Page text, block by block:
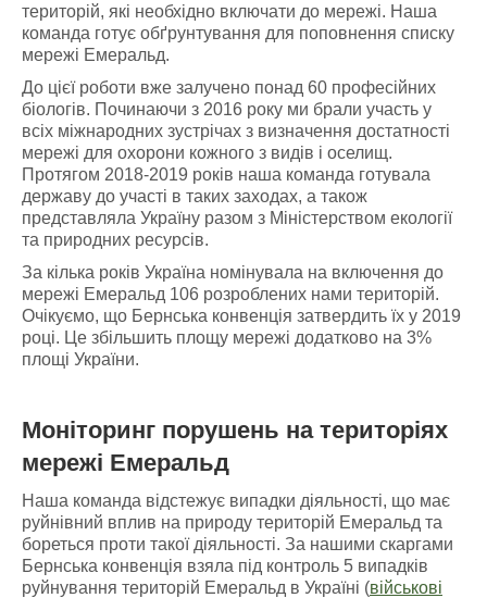
територій, які необхідно включати до мережі. Наша
команда готує обґрунтування для поповнення списку
мережі Емеральд.
До цієї роботи вже залучено понад 60 професійних
біологів. Починаючи з 2016 року ми брали участь у
всіх міжнародних зустрічах з визначення достатності
мережі для охорони кожного з видів і оселищ.
Протягом 2018-2019 років наша команда готувала
державу до участі в таких заходах, а також
представляла Україну разом з Міністерством екології
та природних ресурсів.
За кілька років Україна номінувала на включення до
мережі Емеральд 106 розроблених нами територій.
Очікуємо, що Бернська конвенція затвердить їх у 2019
році. Це збільшить площу мережі додатково на 3%
площі України.
Моніторинг порушень натериторіях
мережі Емеральд
Наша команда відстежує випадки діяльності, що має
руйнівний вплив на природу територій Емеральд та
бореться проти такої діяльності. За нашими скаргами
Бернська конвенція взяла під контроль 5 випадків
руйнування територій Емеральд в Україні (військові